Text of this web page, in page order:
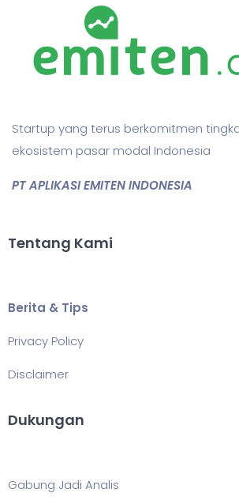
Startup yang terus berkomitmen
ekosistem pasar modal Indonesia
PT APLIKASI EMITEN INDONESIA
Tentang Kami
Berita & Tips
Privacy Policy
Disclaimer
Dukungan
Gabung Jadi Analis